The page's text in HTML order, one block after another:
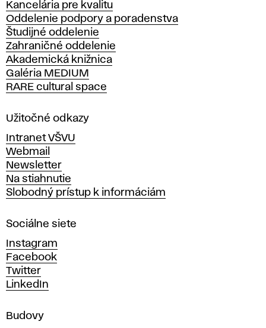
s
o
k
á
š
k
o
a
ý
t
v
a
r
ý
c
h
u
m
e
í
Kancelária pre kvalitu
Oddelenie podpory a poradenstva
Študijné oddelenie
Zahraničné oddelenie
Akademická knižnica
Galéria MEDIUM
RARE cultural space
Užitočné odkazy
Intranet VŠVU
Webmail
Newsletter
Na stiahnutie
Slobodný prístup k informáciám
Sociálne siete
Instagram
Facebook
Twitter
LinkedIn
Budovy